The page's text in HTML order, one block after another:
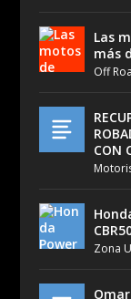
Las
más
Off
CON
Zona